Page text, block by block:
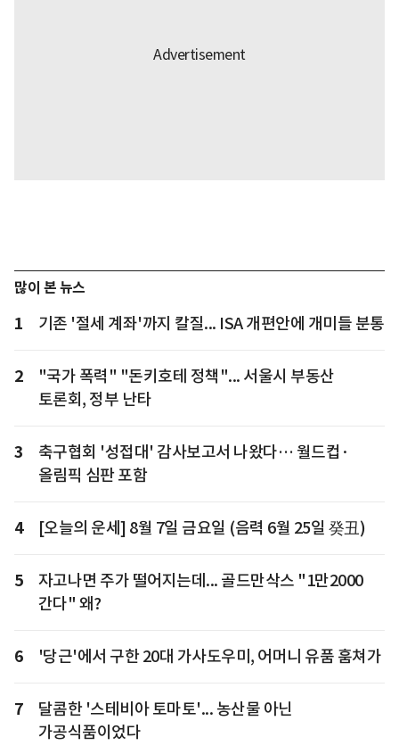
많이 본 뉴스
1 기존 '절세 계좌'까지 칼질... ISA 개편안에 개미들 분통
2
"국가 폭력" "돈키호테 정책"... 서울시 부동산
토론회, 정부 난타
3
축구협회 '성접대' 감사보고서 나왔다… 월드컵·
올림픽 심판 포함
4 [오늘의 운세] 8월 7일 금요일 (음력 6월 25일 癸丑)
5
자고나면 주가 떨어지는데... 골드만삭스 "1만2000
간다" 왜?
6 '당근'에서 구한 20대 가사도우미, 어머니 유품 훔쳐가
7
달콤한 '스테비아 토마토'... 농산물 아닌
가공식품이었다